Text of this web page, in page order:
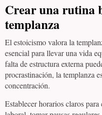
Crear una rutina
templanza
El estoicismo valora la
esencial para llevar una vida
falta de estructura externa
procrastinación, la templanza
concentración.
Establecer horarios claros